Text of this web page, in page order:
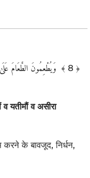
﴾ 8 ﴿
यतीमौं व असीरा
के बावजूद, निर्धन,